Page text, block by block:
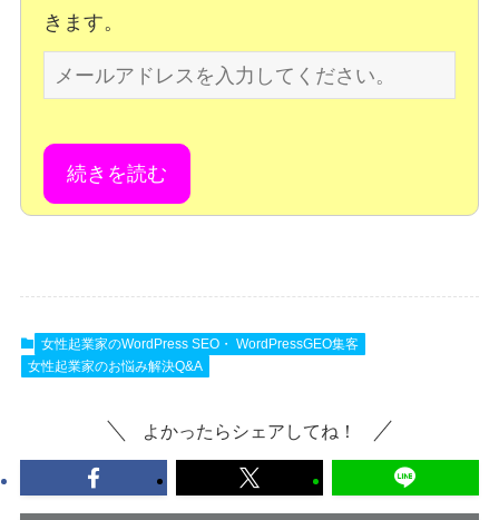
きます。
続きを読む
女性起業家のWordPress SEO・ WordPressGEO集客
女性起業家のお悩み解決Q&A
よかったらシェアしてね！